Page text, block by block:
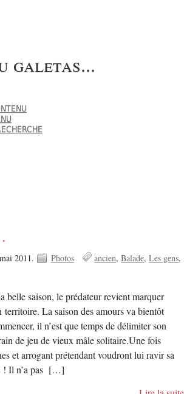
galetas...
2011. Photos ancien Balade Les gens
belle saison, le prédateur revient marquer
territoire. La saison des amours va bientôt
il n’est que temps de délimiter son
de jeu de vieux mâle solitaire.Une fois
et arrogant prétendant voudront lui ravir sa
! Il n’a pas […]